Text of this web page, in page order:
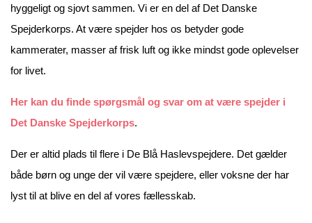
hyggeligt og sjovt sammen. Vi er en del af Det Danske
Spejderkorps. At være spejder hos os betyder gode
kammerater, masser af frisk luft og ikke mindst gode oplevelser
for livet.
Her kan du finde spørgsmål og svar om at være spejder i
Det Danske Spejderkorps.
Der er altid plads til flere i De Blå Haslevspejdere. Det gælder
både børn og unge der vil være spejdere, eller voksne der har
lyst til at blive en del af vores fællesskab.